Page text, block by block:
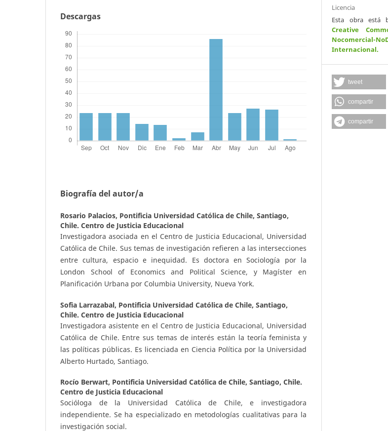
Descargas
Biografía del autor/a
Rosario Palacios, Pontificia Universidad Católica de Chile, Santiago,
Chile. Centro de Justicia Educacional
Investigadora asociada en el Centro de Justicia Educacional, Universidad
Católica de Chile. Sus temas de investigación refieren a las intersecciones
entre cultura, espacio e inequidad. Es doctora en Sociología por la
London School of Economics and Political Science, y Magíster en
Planificación Urbana por Columbia University, Nueva York.
Sofia Larrazabal, Pontificia Universidad Católica de Chile, Santiago,
Chile. Centro de Justicia Educacional
Investigadora asistente en el Centro de Justicia Educacional, Universidad
Católica de Chile. Entre sus temas de interés están la teoría feminista y
las políticas públicas. Es licenciada en Ciencia Política por la Universidad
Alberto Hurtado, Santiago.
Rocío Berwart, Pontificia Universidad Católica de Chile, Santiago, Chile.
Centro de Justicia Educacional
Socióloga de la Universidad Católica de Chile, e investigadora
independiente. Se ha especializado en metodologías cualitativas para la
investigación social.
Licencia
Esta obra está
Creative
Internacional.
tweet
compartir
compartir